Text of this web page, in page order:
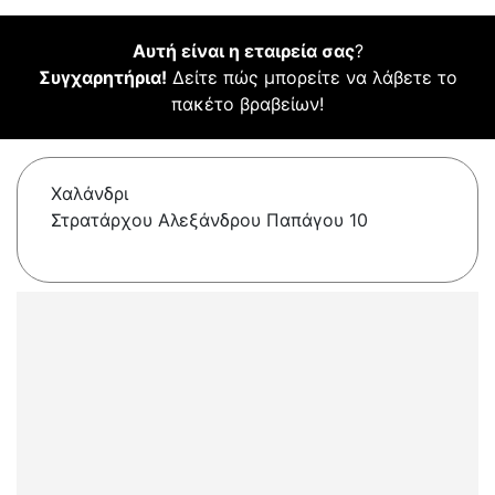
Αυτή είναι η εταιρεία σας?
Συγχαρητήρια! Δείτε πώς μπορείτε να λάβετε το
πακέτο βραβείων!
Χαλάνδρι
Στρατάρχου Αλεξάνδρου Παπάγου 10